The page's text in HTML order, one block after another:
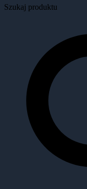
Szukaj produktu